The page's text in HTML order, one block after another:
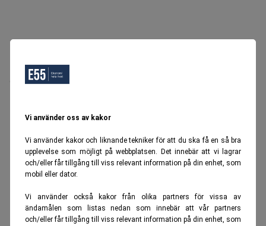
Vi använder oss av kakor
Vi använder kakor och liknande tekniker för att du ska få en så bra
upplevelse som möjligt på webbplatsen. Det innebär att vi lagrar
och/eller får tillgång till viss relevant information på din enhet, som
mobil eller dator.
Vi använder också kakor från olika partners för vissa av
ändamålen som listas nedan som innebär att vår partners
och/eller får tillgång till viss relevant information på din enhet, som
Oops, Ett fel inträffade.